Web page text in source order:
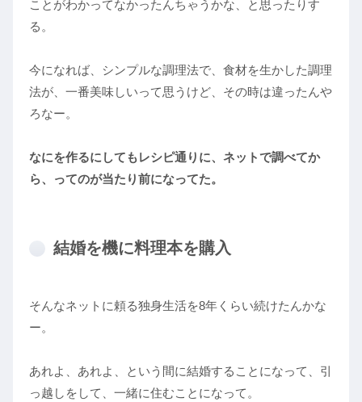
ことがわかってなかったんちゃうかな、と思ったりす
る。
今になれば、シンプルな調理法で、食材を生かした調理
法が、一番美味しいって思うけど、その時は違ったんや
ろなー。
なにを作るにしてもレシピ通りに、ネットで調べてか
ら、ってのが当たり前になってた。
結婚を機に料理本を購入
そんなネットに頼る独身生活を8年くらい続けたんかな
ー。
あれよ、あれよ、という間に結婚することになって、引
っ越しをして、一緒に住むことになって。